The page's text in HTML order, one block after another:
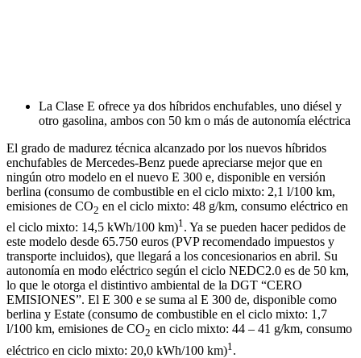
La Clase E ofrece ya dos híbridos enchufables, uno diésel y
otro gasolina, ambos con 50 km o más de autonomía eléctrica
El grado de madurez técnica alcanzado por los nuevos híbridos
enchufables de Mercedes-Benz puede apreciarse mejor que en
ningún otro modelo en el nuevo E 300 e, disponible en versión
berlina (consumo de combustible en el ciclo mixto: 2,1 l/100 km,
emisiones de CO2 en el ciclo mixto: 48 g/km, consumo eléctrico en
el ciclo mixto: 14,5 kWh/100 km)1. Ya se pueden hacer pedidos de
este modelo desde 65.750 euros (PVP recomendado impuestos y
transporte incluidos), que llegará a los concesionarios en abril. Su
autonomía en modo eléctrico según el ciclo NEDC2.0 es de 50 km,
lo que le otorga el distintivo ambiental de la DGT “CERO
EMISIONES”. El E 300 e se suma al E 300 de, disponible como
berlina y Estate (consumo de combustible en el ciclo mixto: 1,7
l/100 km, emisiones de CO2 en ciclo mixto: 44 – 41 g/km, consumo
eléctrico en ciclo mixto: 20,0 kWh/100 km)1 .